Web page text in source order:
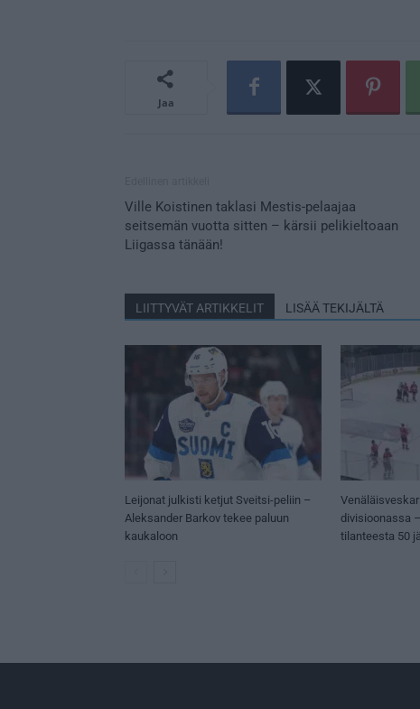
Jaa
Ville Koistinen taklasi Mestis-pelaajaa
seitsemän vuotta sitten – kärsii pelikieltoaan
Liigassa tänään!
LIITTYVÄT ARTIKKELIT LISÄÄ TEKIJÄLTÄ
Leijonat julkisti ketjut Sveitsi-peliin –
Aleksander Barkov tekee paluun
kaukaloon
divisioonassa
tilanteesta 50